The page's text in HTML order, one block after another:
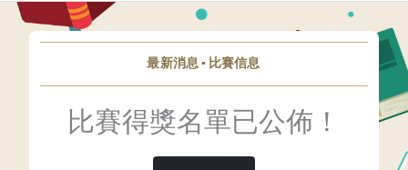
最新消息 ▪️ 比賽信息
比賽得獎名單已公佈！